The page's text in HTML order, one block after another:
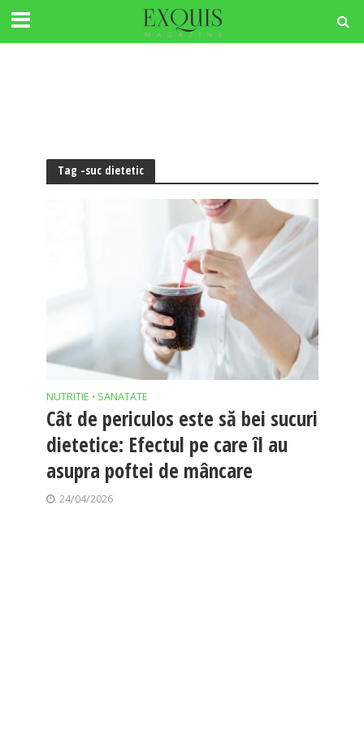
Tag -suc dietetic
NUTRITIE • SANATATE
Cât de periculos este să bei sucuri
dietetice: Efectul pe care îl au
asupra poftei de mâncare
24/04/2026